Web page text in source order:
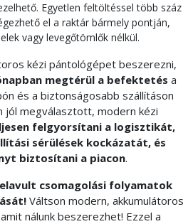
Egyetlen feltöltéssel több száz
el a raktár bármely pontján,
vagy levegőtömlők nélkül.
kézi pántológépet beszerezni,
megtérül a befektetés a
és a biztonságosabb szállításon
jól megválasztott, modern kézi
felgyorsítani a logisztikát,
sérülések kockázatát, és
biztosítani a piacon.
csomagolási folyamatok
Váltson modern, akkumulátoros
nálunk beszerezhet! Ezzel a